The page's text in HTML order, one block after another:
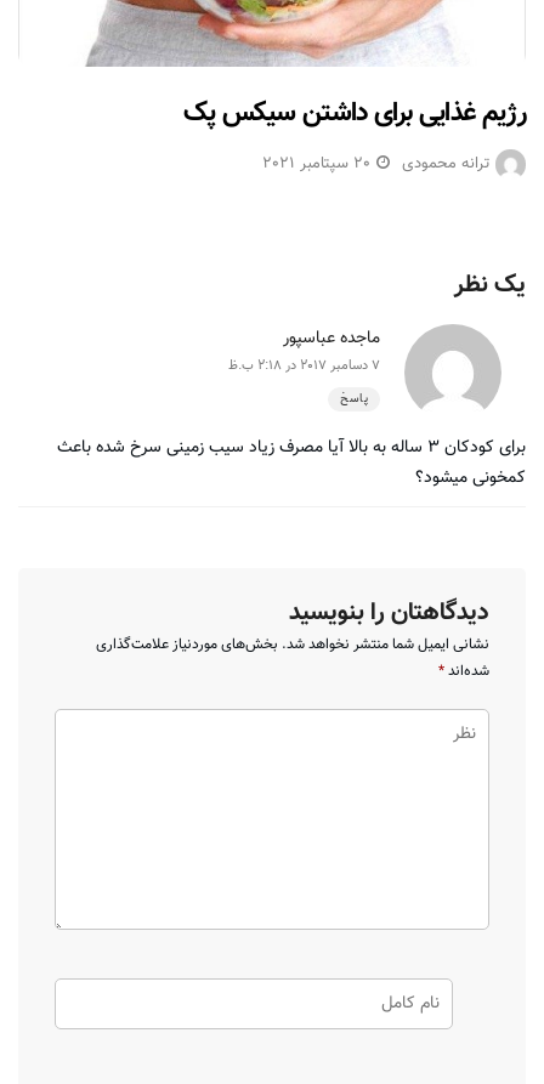
رژیم غذایی برای داشتن سیکس پک
ترانه محمودی 20 سپتامبر 2021
یک نظر
ماجده عباسپور
7 دسامبر 2017 در 2:18 ب.ظ
پاسخ
برای کودکان ۳ ساله به بالا آیا مصرف زیاد سیب زمینی سرخ شده باعث
کمخونی میشود؟
دیدگاهتان را بنویسید
نشانی ایمیل شما منتشر نخواهد شد. بخش‌های موردنیاز علامت‌گذاری
شده‌اند*